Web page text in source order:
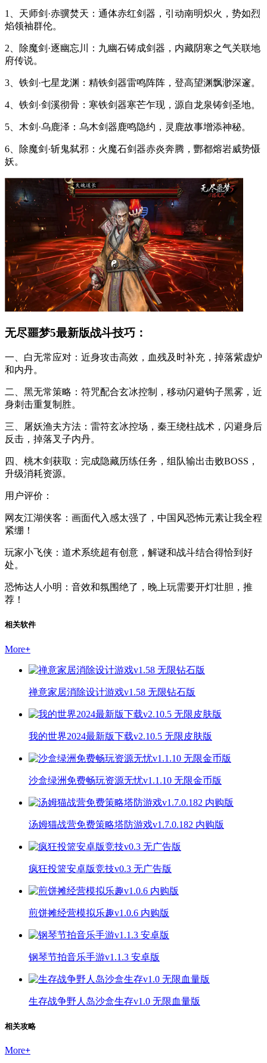
1、天师剑·赤骥焚天：通体赤红剑器，引动南明炽火，势如烈
焰领袖群伦。
2、除魔剑·逐幽忘川：九幽石铸成剑器，内藏阴寒之气关联地
府传说。
3、铁剑·七星龙渊：精铁剑器雷鸣阵阵，登高望渊飘渺深邃。
4、铁剑·剑溪彻骨：寒铁剑器寒芒乍现，源自龙泉铸剑圣地。
5、木剑·乌鹿泽：乌木剑器鹿鸣隐约，灵鹿故事增添神秘。
6、除魔剑·斩鬼弑邪：火魔石剑器赤炎奔腾，酆都熔岩威势慑
妖。
无尽噩梦5最新版战斗技巧：
一、白无常应对：近身攻击高效，血残及时补充，掉落紫虚炉
和内丹。
二、黑无常策略：符咒配合玄冰控制，移动闪避钩子黑雾，近
身刺击重复制胜。
三、屠妖渔夫方法：雷符玄冰控场，秦王绕柱战术，闪避身后
反击，掉落叉子内丹。
四、桃木剑获取：完成隐藏历练任务，组队输出击败BOSS，
升级消耗资源。
用户评价：
网友江湖侠客：画面代入感太强了，中国风恐怖元素让我全程
紧绷！
玩家小飞侠：道术系统超有创意，解谜和战斗结合得恰到好
处。
恐怖达人小明：音效和氛围绝了，晚上玩需要开灯壮胆，推
荐！
相关软件
More+
禅意家居消除设计游戏v1.58 无限钻石版
我的世界2024最新版下载v2.10.5 无限皮肤版
沙盒绿洲免费畅玩资源无忧v1.1.10 无限金币版
汤姆猫战营免费策略塔防游戏v1.7.0.182 内购版
疯狂投篮安卓版竞技v0.3 无广告版
煎饼摊经营模拟乐趣v1.0.6 内购版
钢琴节拍音乐手游v1.1.3 安卓版
生存战争野人岛沙盒生存v1.0 无限血量版
相关攻略
More+